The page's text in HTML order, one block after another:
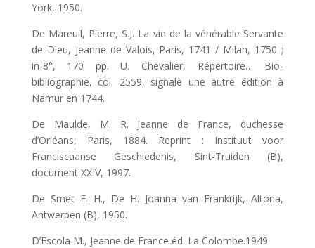
York, 1950.
De Mareuil, Pierre, S.J. La vie de la vénérable Servante
de Dieu, Jeanne de Valois, Paris, 1741 / Milan, 1750 ;
in-8°, 170 pp. U. Chevalier, Répertoire… Bio-
bibliographie, col. 2559, signale une autre édition à
Namur en 1744.
De Maulde, M. R. Jeanne de France, duchesse
d’Orléans, Paris, 1884. Reprint : Instituut voor
Franciscaanse Geschiedenis, Sint-Truiden (B),
document XXIV, 1997.
De Smet E. H., De H. Joanna van Frankrijk, Altoria,
Antwerpen (B), 1950.
D’Escola M., Jeanne de France éd. La Colombe.1949